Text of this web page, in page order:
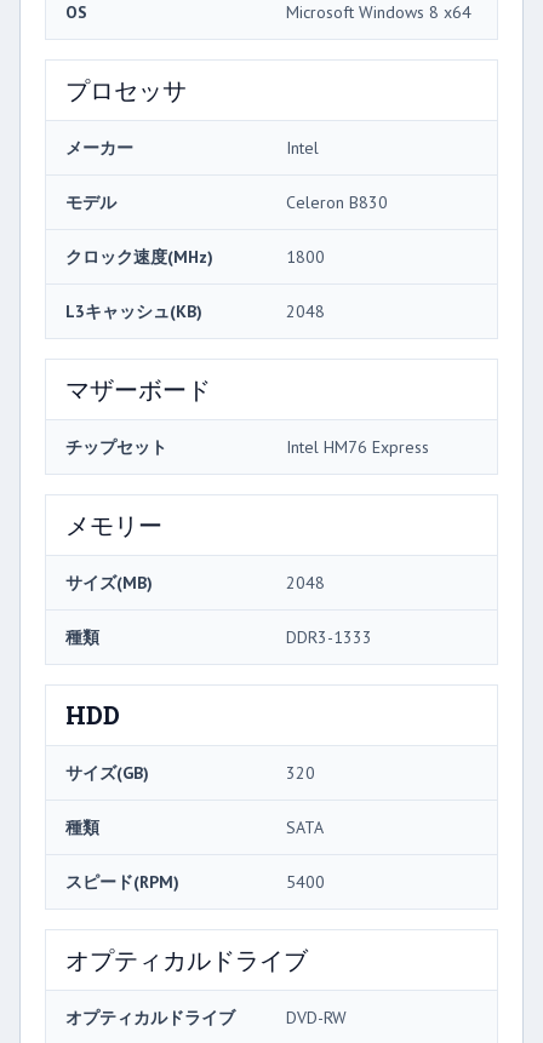
OS Microsoft Windows 8 x64
プロセッサ
メーカー Intel
モデル Celeron B830
クロック速度(MHz) 1800
L3キャッシュ(KB) 2048
マザーボード
チップセット Intel HM76 Express
メモリー
サイズ(MB) 2048
種類 DDR3-1333
HDD
サイズ(GB) 320
種類 SATA
スピード(RPM) 5400
オプティカルドライブ
オプティカルドライブ DVD-RW